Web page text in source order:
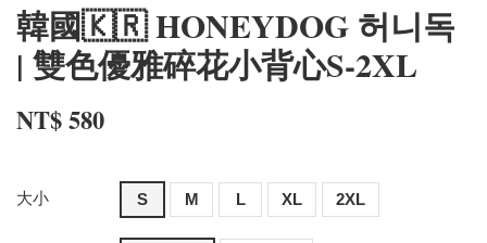
韓國🇰🇷 HONEYDOG 허니독
| 雙色優雅碎花小背心S-2XL
NT$ 580
大小 S M L XL 2XL